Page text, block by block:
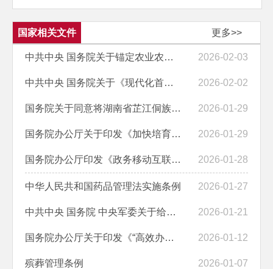
国家相关文件 更多>>
中共中央 国务院关于锚定农业农村现代化 扎实推进乡村全面振兴的意见 2026-02-03
中共中央 国务院关于《现代化首都都市圈空间协同规划（2023－2035年）》... 2026-02-02
国务院关于同意将湖南省芷江侗族自治县列为国家历史文化名城的批复 2026-01-29
国务院办公厅关于印发《加快培育服务消费新增长点工作方案》的通知 2026-01-29
国务院办公厅印发《政务移动互联网应用程序规范化管理办法》 2026-01-28
中华人民共和国药品管理法实施条例 2026-01-27
中共中央 国务院 中央军委关于给陈冬颁发“一级航天功勋奖章” 授予陈中... 2026-01-21
国务院办公厅关于印发《“高效办成一件事”2026年度第一批重点事项清单... 2026-01-12
殡葬管理条例 2026-01-07